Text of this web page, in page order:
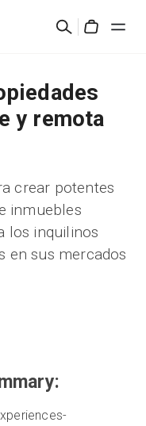
Buscar
y remota
crear potentes
inmuebles
los inquilinos
en sus mercados
-